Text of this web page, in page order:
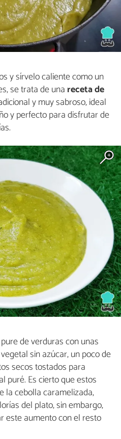
y sírvelo caliente como un
se trata de una receta de
y muy sabroso, ideal
y perfecto para disfrutar de
de verduras con unas
sin azúcar, un poco de
secos tostados para
puré. Es cierto que estos
la cebolla caramelizada,
del plato, sin embargo,
este aumento con el resto